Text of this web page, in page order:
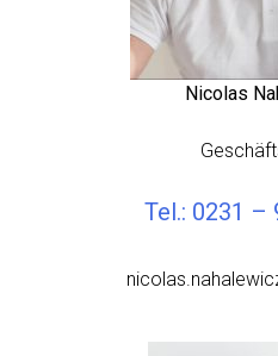
Nicolas
Tel.: 0231 –